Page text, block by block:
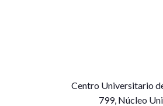
Centro Universitario
799, Núcleo